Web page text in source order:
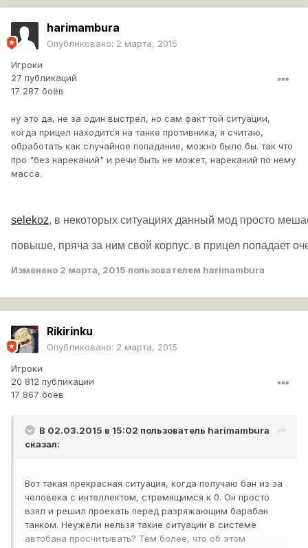
harimambura
Опубликовано: 2 марта, 2015
Игроки
27 публикаций
17 287 боёв
ну это да, не за один выстрел, но сам факт той ситуации,
когда прицел находится на танке противника, я считаю,
обработать как случайное попадание, можно было бы. так что
про "без нареканий" и речи быть не может, нареканий по нему
масса.
selekoz, в некоторых ситуациях данный мод просто
повыше, пряча за ним свой корпус. в прицел попадает
Изменено 2 марта, 2015 пользователем harimambura
Rikirinku
Опубликовано: 2 марта, 2015
Игроки
20 812 публикации
17 867 боёв
В 02.03.2015 в 15:02 пользователь harimambura
сказал:
Вот такая прекрасная ситуация, когда получаю бан из за
человека с интеллектом, стремящимся к 0. Он просто
взял и решил проехать перед разряжающим барабан
танком. Неужели нельзя такие ситуации в системе
автобана просчитывать? Тем более, что об этом